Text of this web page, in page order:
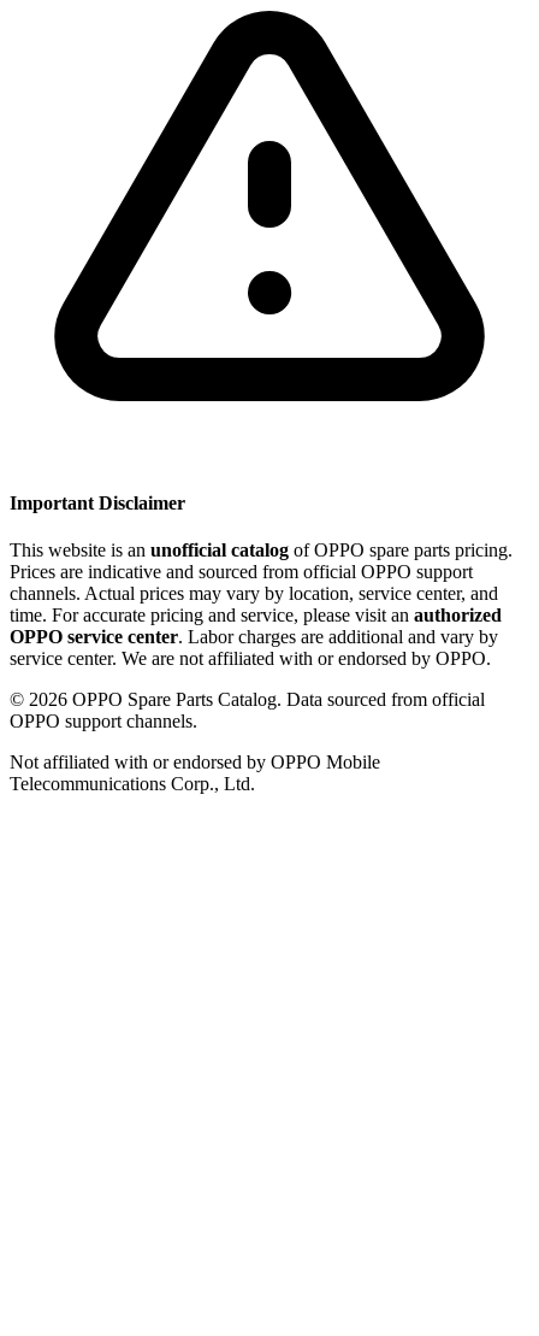
Important Disclaimer
This website is an unofficial catalog of OPPO spare parts pricing.
Prices are indicative and sourced from official OPPO support
channels. Actual prices may vary by location, service center, and
time. For accurate pricing and service, please visit an authorized
OPPO service center. Labor charges are additional and vary by
service center. We are not affiliated with or endorsed by OPPO.
© 2026 OPPO Spare Parts Catalog. Data sourced from official
OPPO support channels.
Not affiliated with or endorsed by OPPO Mobile
Telecommunications Corp., Ltd.